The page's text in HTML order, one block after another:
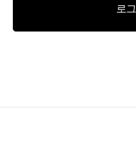
로